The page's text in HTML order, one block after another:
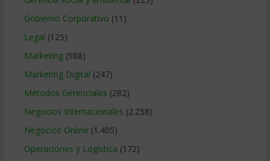
Gobierno Corporativo (11)
Legal (125)
Marketing(988)
Marketing Digital (247)
Métodos Gerenciales (282)
Negocios Internacionales (2.258)
Negocios Online (1.405)
Operaciones y Logística (172)